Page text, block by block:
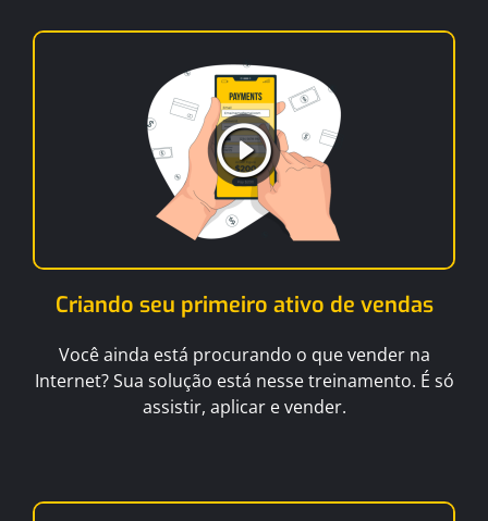
Criando seu primeiro ativo de vendas
Você ainda está procurando o que vender na
Internet? Sua solução está nesse treinamento. É só
assistir, aplicar e vender.